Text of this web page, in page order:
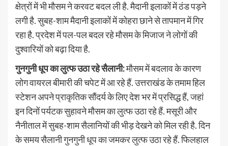
क्षेत्रों में भी मौसम ने करवट बदल ली है. मैदानी इलाकों में ठंड पड़ने
लगी है. सुबह-शाम मैदानी इलाकों में कोहरा छाने से तापमान में गिर
रहा है. प्रदेश में पल-पल बदल रहे मौसम के मिजाज ने लोगों की
दुश्वारियों को बढ़ा दिया है.
गुनगुनी धूप का लुत्फ उठा रहे सैलानी:मौसम में बदलाव के कारण
लोग वायरल बीमारी की चपेट में आ रहे हैं. उत्तराखंड के तमाम हिल
स्टेशन अपने प्राकृतिक सौंदर्य के लिए देश भर में प्रसिद्ध हैं, जहां
इन दिनों पर्यटक सुहावने मौसम का लुत्फ उठा रहे हैं. मसूरी और
नैनीताल में सुबह-शाम सैलानियों की भीड़ देखने को मिल रही है. दिन
के समय सैलानी गुनगुनी धूप का जमकर लुत्फ उठा रहे हैं. फिलहाल